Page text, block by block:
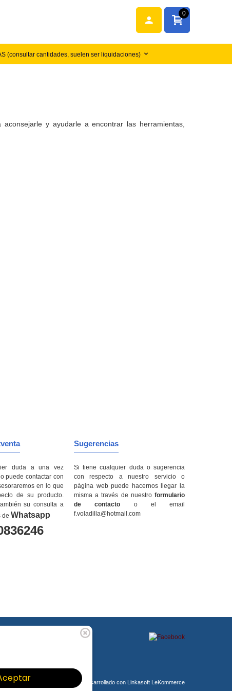
0
(consultar cantidades, suelen ser liquidaciones)
y ayudarle a encontrar las herramientas,
duda a una vez
puede contactar con
en lo que
de su producto.
su consulta a
de Whatsapp
Sugerencias
Si tiene cualquier duda o sugerencia
con respecto a nuestro servicio o
página web puede hacernos llegar la
misma a través de nuestro formulario
de contacto o el email
f.voladilla@hotmail.com
Comercio desarrollado con Linkasoft LeKommerce